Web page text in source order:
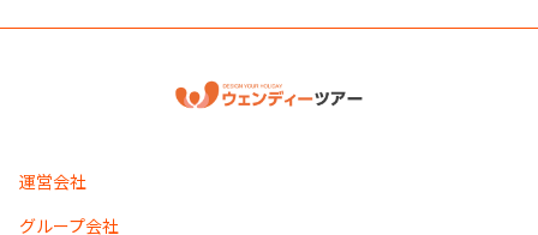
運営会社
グループ会社